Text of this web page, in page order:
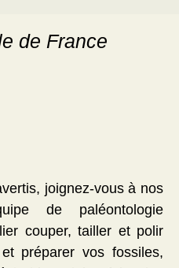
de France
joignez-vous à nos
de paléontologie
couper, tailler et polir
préparer vos fossiles,